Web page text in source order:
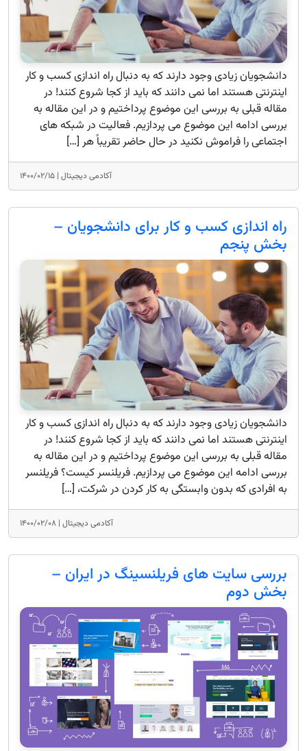
دانشجویان زیادی وجود دارند که به دنبال راه اندازی کسب و کار
اینترنتی هستند اما نمی دانند که باید از کجا شروع کنند! در
مقاله قبلی به بررسی این موضوع پرداختیم و در این مقاله به
بررسی ادامه این موضوع می پردازیم. فعالیت در شبکه های
اجتماعی را فراموش نکنید در حال حاضر تقریباً هر […]
آکادمی دیجیتال | ۱۴۰۰/۰۲/۱۵
راه اندازی کسب و کار برای دانشجویان –
بخش پنجم
دانشجویان زیادی وجود دارند که به دنبال راه اندازی کسب و کار
اینترنتی هستند اما نمی دانند که باید از کجا شروع کنند! در
مقاله قبلی به بررسی این موضوع پرداختیم و در این مقاله به
بررسی ادامه این موضوع می پردازیم. فریلنسر کیست؟ فریلنسر
به افرادی که بدون وابستگی به کار کردن در شرکت، […]
آکادمی دیجیتال | ۱۴۰۰/۰۲/۰۸
بررسی سایت های فریلنسینگ در ایران –
بخش دوم